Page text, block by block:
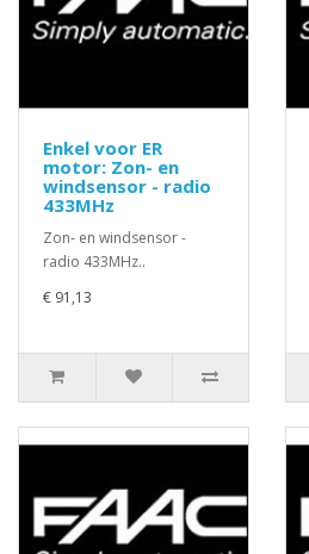
Enkel voor ER
motor: Zon- en
windsensor - radio
433MHz
Zon- en windsensor -
radio 433MHz..
€ 91,13